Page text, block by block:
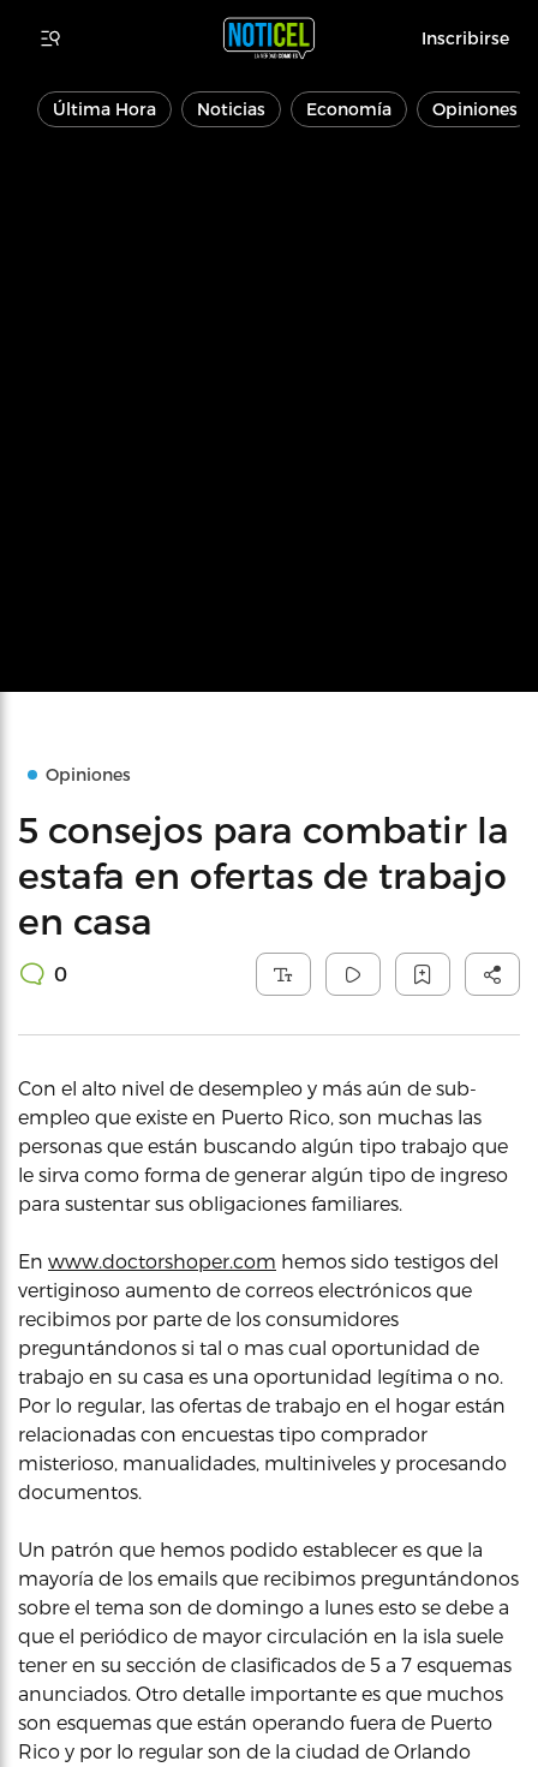
Inscribirse
Última Hora Noticias Economía Opiniones
Opiniones
5 consejos para combatir la
estafa en ofertas de trabajo
en casa
0
Con el alto nivel de desempleo y más aún de sub-
empleo que existe en Puerto Rico, son muchas las
personas que están buscando algún tipo trabajo que
le sirva como forma de generar algún tipo de ingreso
para sustentar sus obligaciones familiares.
En www.doctorshoper.com hemos sido testigos del
vertiginoso aumento de correos electrónicos que
recibimos por parte de los consumidores
preguntándonos si tal o mas cual oportunidad de
trabajo en su casa es una oportunidad legítima o no.
Por lo regular, las ofertas de trabajo en el hogar están
relacionadas con encuestas tipo comprador
misterioso, manualidades, multiniveles y procesando
documentos.
Un patrón que hemos podido establecer es que la
mayoría de los emails que recibimos preguntándonos
sobre el tema son de domingo a lunes esto se debe a
que el periódico de mayor circulación en la isla suele
tener en su sección de clasificados de 5 a 7 esquemas
anunciados. Otro detalle importante es que muchos
son esquemas que están operando fuera de Puerto
Rico y por lo regular son de la ciudad de Orlando